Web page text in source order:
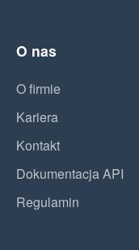
O nas
O firmie
Kariera
Kontakt
Dokumentacja API
Regulamin